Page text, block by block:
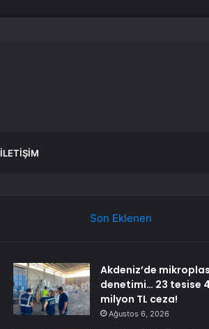
İLETIŞIM
Son Eklenen
Akdeniz’de
denetimi… 23 tesise
milyon TL ceza!
Ağustos 6, 2026